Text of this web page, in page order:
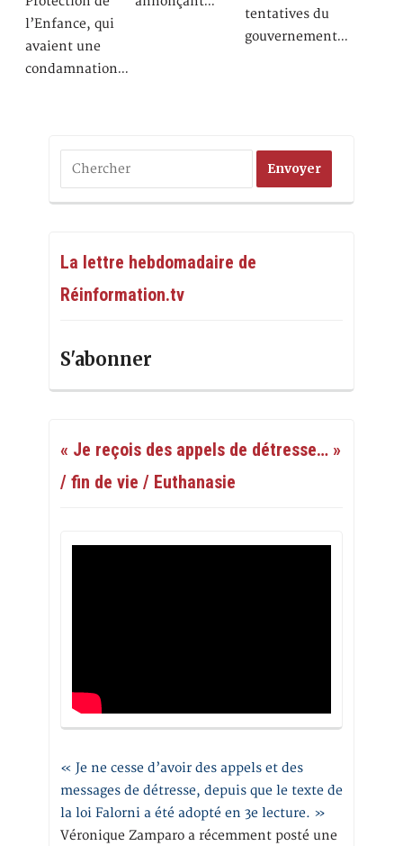
l’Enfance, qui
avaient une
condamnation…
tentatives du
gouvernement…
La lettre hebdomadaire de
Réinformation.tv
S'abonner
« Je reçois des appels de détresse… »
/ fin de vie / Euthanasie
« Je ne cesse d’avoir des appels et des
messages de détresse, depuis que le texte de
la loi Falorni a été adopté en 3e lecture. »
Véronique Zamparo a récemment posté une